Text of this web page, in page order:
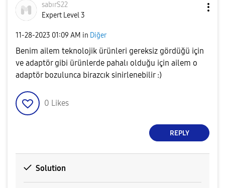
sabırS22
Expert Level 3
‎11-28-2023 01:09 AM in Diğer
Benim ailem teknolojik ürünleri gereksiz gördüğü için
ve adaptör gibi ürünlerde pahalı olduğu için ailem o
adaptör bozulunca birazcık sinirlenebilir :)
0 Likes
REPLY
Solution